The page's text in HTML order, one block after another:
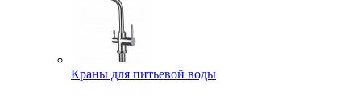
Краны для питьевой воды